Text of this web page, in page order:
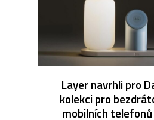
Layer navrhli pro
kolekci pro
mobilních